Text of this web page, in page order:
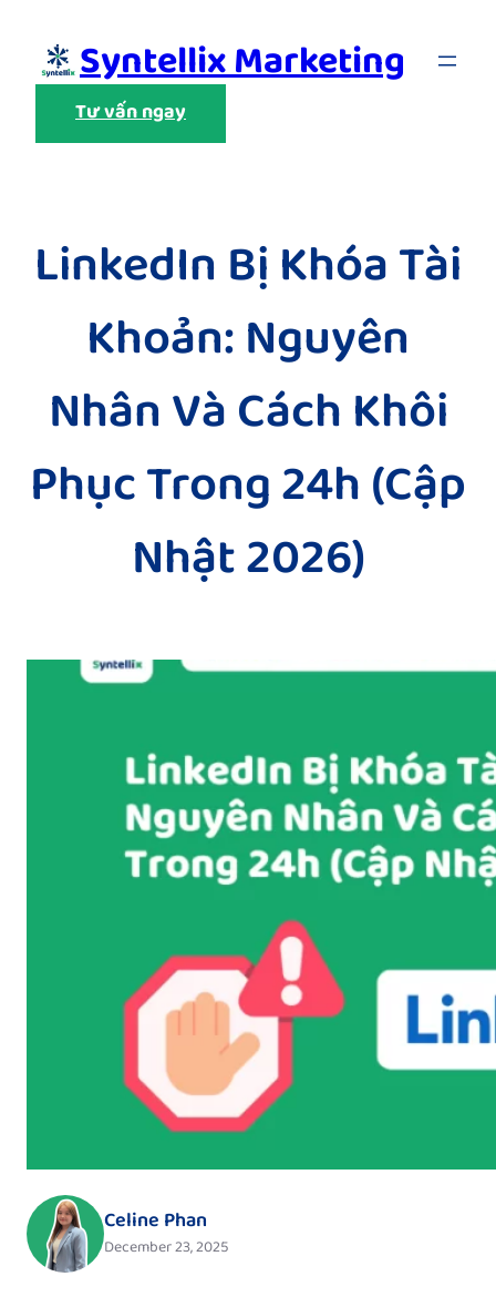
content Syntellix Marketing
Tư vấn ngay
LinkedIn Bị Khóa Tài
Khoản: Nguyên
Nhân Và Cách Khôi
Phục Trong 24h (Cập
Nhật 2026)
Celine Phan
December 23, 2025